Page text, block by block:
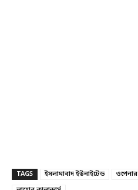
TAGS ইসলামাবাদ ইউনাইটেড ওপেনার